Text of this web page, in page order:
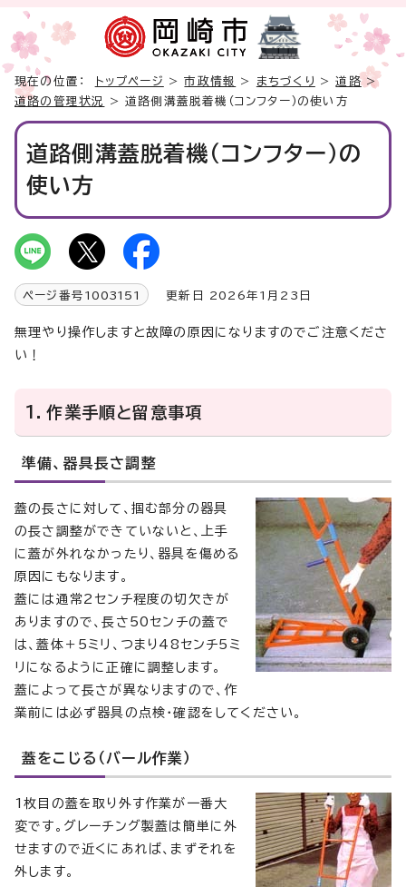
現在の位置： トップページ >市政情報 > まちづくり >道路>
道路の管理状況
> 道路側溝蓋脱着機（コンフター）の使い方
道路側溝蓋脱着機（コンフター）の
使い方
ページ番号 1003151 更新日 2026年1月23日
無理やり操作しますと故障の原因になりますのでご注意くださ
い！
1．作業手順と留意事項
準備、器具長さ調整
蓋の長さに対して、掴む部分の器具
の長さ調整ができていないと、上手
に蓋が外れなかったり、器具を傷める
原因にもなります。
蓋には通常2センチ程度の切欠きが
ありますので、長さ50センチの蓋で
は、蓋体＋5ミリ、つまり48センチ5ミ
リになるように正確に調整します。
蓋によって長さが異なりますので、作
業前には必ず器具の点検・確認をしてください。
蓋をこじる（バール作業）
1枚目の蓋を取り外す作業が一番大
変です。グレーチング製蓋は簡単に外
せますので近くにあれば、まずそれを
外します。